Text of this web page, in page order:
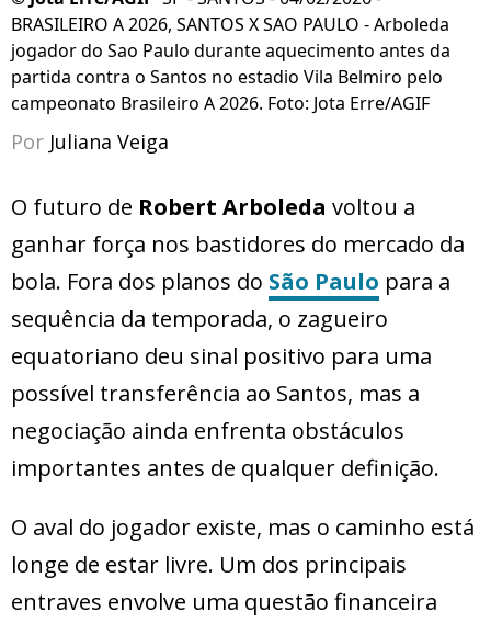
BRASILEIRO A 2026, SANTOS X SAO PAULO - Arboleda
jogador do Sao Paulo durante aquecimento antes da
partida contra o Santos no estadio Vila Belmiro pelo
campeonato Brasileiro A 2026. Foto: Jota Erre/AGIF
Por Juliana Veiga
O futuro de Robert Arboleda voltou a
ganhar força nos bastidores do mercado da
bola. Fora dos planos do São Paulo para a
sequência da temporada, o zagueiro
equatoriano deu sinal positivo para uma
possível transferência ao Santos, mas a
negociação ainda enfrenta obstáculos
importantes antes de qualquer definição.
O aval do jogador existe, mas o caminho está
longe de estar livre. Um dos principais
entraves envolve uma questão financeira